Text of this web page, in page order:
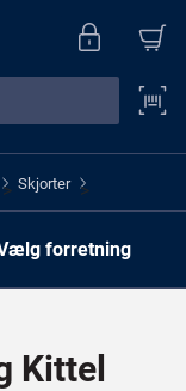
> Skjorter >
forretning
Kittel